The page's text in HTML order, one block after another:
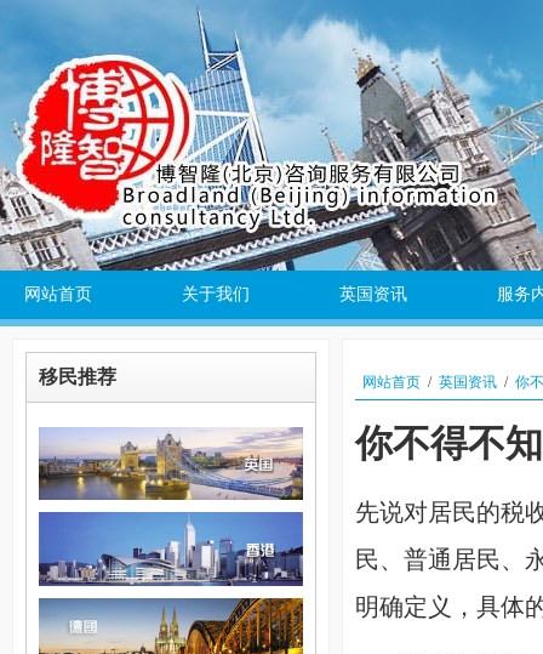
网站首页 关于我们 英国资讯 服务
移民推荐 网站首页 / 英国资讯 / 你
你不得不
先说对居民的税
民、普通居民、
明确定义，具体